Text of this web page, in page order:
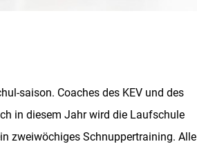
saison. Coaches des KEV und des
in diesem Jahr wird die Laufschule
zweiwöchiges Schnuppertraining. Alle